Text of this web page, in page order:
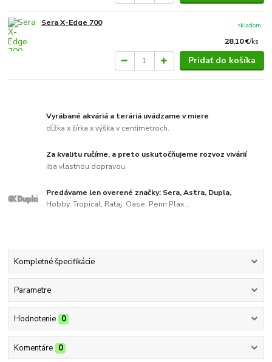
Sera X-Edge 700
28,10 €/ks
skladom
Pridať do košíka
Vyrábané akváriá a teráriá uvádzame v miere
dĺžka x šírka x výška v centimetroch.
Za kvalitu ručíme, a preto uskutočňujeme rozvoz vivárií
iba vlastnou dopravou.
Predávame len overené značky: Sera, Astra, Dupla,
Hobby, Tropical, Rataj, Oase, Penn Plax...
Kompletné špecifikácie
Parametre
Hodnotenie 0
Komentáre 0